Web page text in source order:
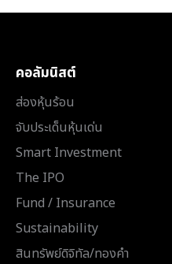
คอลัมนิสต์
ส่องหุ้นร้อน
จับประเด็นหุ้นเด่น
Smart Investment
The IPO
Fund / Insurance
Sustainability
สินทรัพย์ดิจิทัล/ทองคำ